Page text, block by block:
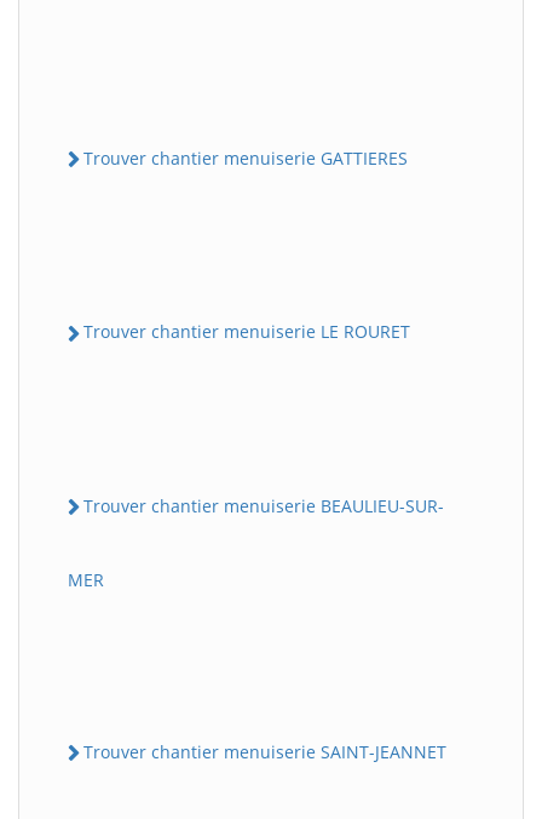
Trouver chantier menuiserie GATTIERES
Trouver chantier menuiserie LE ROURET
Trouver chantier menuiserie BEAULIEU-SUR-
MER
Trouver chantier menuiserie SAINT-JEANNET